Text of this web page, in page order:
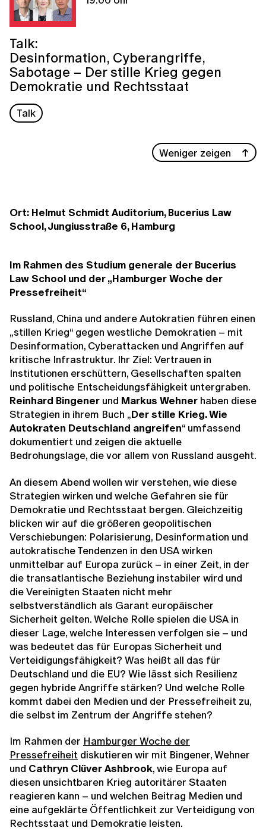
Talk:
Desinformation, Cyberangriffe,
Sabotage – Der stille Krieg gegen
Demokratie und Rechtsstaat
Talk
Weniger zeigen
Ort: Helmut Schmidt Auditorium, Bucerius Law
School, Jungiusstraße 6, Hamburg
Im Rahmen des Studium generale der Bucerius
Law School und der „Hamburger Woche der
Pressefreiheit“
Russland, China und andere Autokratien führen einen
„stillen Krieg“ gegen westliche Demokratien – mit
Desinformation, Cyberattacken und Angriffen auf
kritische Infrastruktur. Ihr Ziel: Vertrauen in
Institutionen erschüttern, Gesellschaften spalten
und politische Entscheidungsfähigkeit untergraben.
Reinhard Bingener und Markus Wehner haben diese
Strategien in ihrem Buch „Der stille Krieg. Wie
Autokraten Deutschland angreifen“ umfassend
dokumentiert und zeigen die aktuelle
Bedrohungslage, die vor allem von Russland ausgeht.
An diesem Abend wollen wir verstehen, wie diese
Strategien wirken und welche Gefahren sie für
Demokratie und Rechtsstaat bergen. Gleichzeitig
blicken wir auf die größeren geopolitischen
Verschiebungen: Polarisierung, Desinformation und
autokratische Tendenzen in den USA wirken
unmittelbar auf Europa zurück – in einer Zeit, in der
die transatlantische Beziehung instabiler wird und
die Vereinigten Staaten nicht mehr
selbstverständlich als Garant europäischer
Sicherheit gelten. Welche Rolle spielen die USA in
dieser Lage, welche Interessen verfolgen sie – und
was bedeutet das für Europas Sicherheit und
Verteidigungsfähigkeit? Was heißt all das für
Deutschland und die EU? Wie lässt sich Resilienz
gegen hybride Angriffe stärken? Und welche Rolle
kommt dabei den Medien und der Pressefreiheit zu,
die selbst im Zentrum der Angriffe stehen?
Im Rahmen der Hamburger Woche der
Pressefreiheit diskutieren wir mit Bingener, Wehner
und Cathryn Clüver Ashbrook, wie Europa auf
diesen unsichtbaren Krieg autoritärer Staaten
reagieren kann – und welchen Beitrag Medien und
eine aufgeklärte Öffentlichkeit zur Verteidigung von
Rechtsstaat und Demokratie leisten.